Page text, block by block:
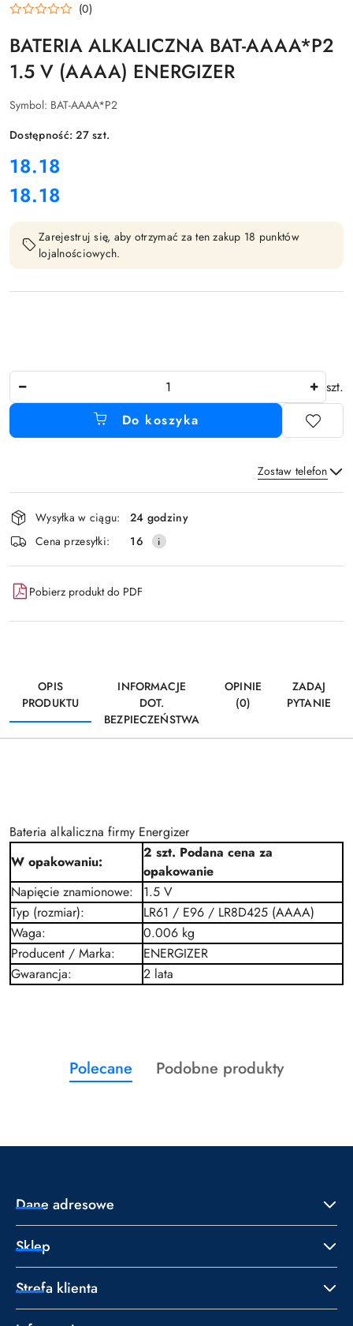
(0)
BATERIA ALKALICZNA BAT-AAAA*P2
1.5 V (AAAA) ENERGIZER
Symbol: BAT-AAAA*P2
Dostępność:27szt.
cena:
18.18
Cena:
18.18
Zarejestruj się, aby otrzymać za ten zakup 18 punktów
lojalnościowych.
szt.
Do koszyka
Zostaw telefon
Wyślij
Dostępność
i
dostawa
Wysyłka w ciągu:
24 godziny
Cena przesyłki:
16
Pobierz produkt do PDF
OPIS
PRODUKTU
INFORMACJE
DOT.
BEZPIECZEŃSTWA
OPINIE
(0)
ZADAJ
PYTANIE
Bateria alkaliczna firmy Energizer
W opakowaniu:
2 szt. Podana cena za
opakowanie
Napięcie znamionowe:
1.5 V
Typ (rozmiar):
LR61 / E96 / LR8D425 (AAAA)
Waga:
0.006 kg
Producent / Marka:
ENERGIZER
Gwarancja: 2 lata
Pomiń karuzelę produktów
Produkty
o
Polecane
Produkty
Podobne produkty
Dane adresowe
Sklep
Strefa klienta